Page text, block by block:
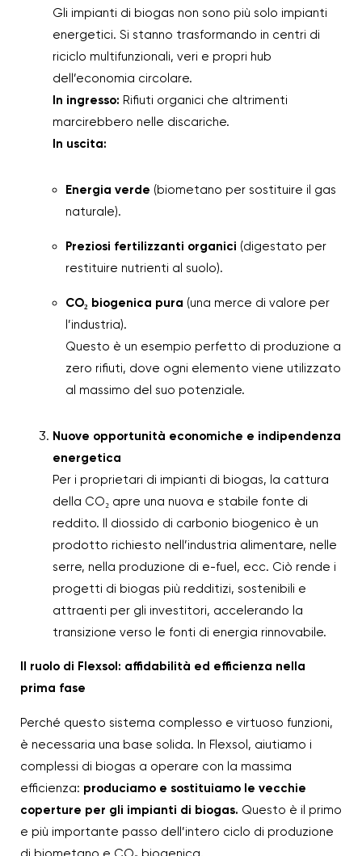
Gli impianti di biogas non sono più solo impianti
energetici. Si stanno trasformando in centri di
riciclo multifunzionali, veri e propri hub
dell’economia circolare.
In ingresso: Rifiuti organici che altrimenti
marcirebbero nelle discariche.
In uscita:
Energia verde (biometano per sostituire il gas
naturale).
Preziosi fertilizzanti organici (digestato per
restituire nutrienti al suolo).
CO₂ biogenica pura (una merce di valore per
l’industria).
Questo è un esempio perfetto di produzione a
zero rifiuti, dove ogni elemento viene utilizzato
al massimo del suo potenziale.
Nuove opportunità economiche e indipendenza
energetica
Per i proprietari di impianti di biogas, la cattura
della CO₂ apre una nuova e stabile fonte di
reddito. Il diossido di carbonio biogenico è un
prodotto richiesto nell’industria alimentare, nelle
serre, nella produzione di e-fuel, ecc. Ciò rende i
progetti di biogas più redditizi, sostenibili e
attraenti per gli investitori, accelerando la
transizione verso le fonti di energia rinnovabile.
Il ruolo di Flexsol: affidabilità ed efficienza nella
prima fase
Perché questo sistema complesso e virtuoso funzioni,
è necessaria una base solida. In Flexsol, aiutiamo i
complessi di biogas a operare con la massima
efficienza: produciamo e sostituiamo le vecchie
coperture per gli impianti di biogas. Questo è il primo
e più importante passo dell’intero ciclo di produzione